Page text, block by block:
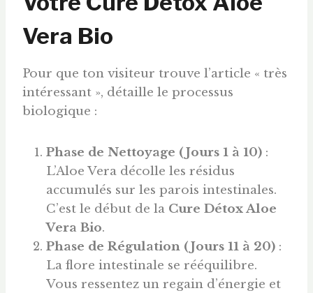
Vera Bio
Pour que ton visiteur trouve l’article « très
intéressant », détaille le processus
biologique :
Phase de Nettoyage (Jours 1 à 10) :
L’Aloe Vera décolle les résidus
accumulés sur les parois intestinales.
C’est le début de la Cure Détox Aloe
Vera Bio.
Phase de Régulation (Jours 11 à 20) :
La flore intestinale se rééquilibre.
Vous ressentez un regain d’énergie et